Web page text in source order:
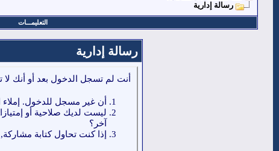
رسالة إدارية
التعليمـــات
رسالة إدارية
أنت لم تسجل الدخول بعد أو أنك
أن غير مسجل للدخول.
ليست لديك صلاحية أو
آخر؟
إذا كنت تحاول كتابة